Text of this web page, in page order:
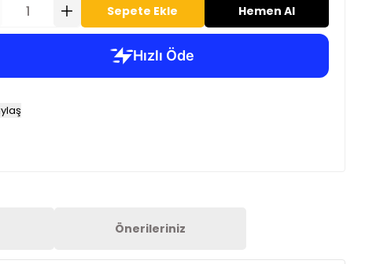
Sepete Ekle Hemen Al
Önerileriniz